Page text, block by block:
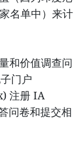
名单中）来计
和价值调查问
门户
注册 IA
问卷和提交相